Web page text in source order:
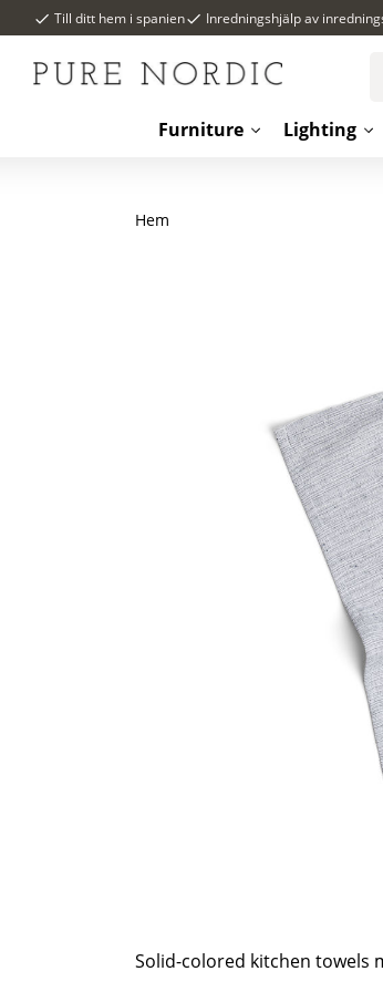
Till ditt hem i spanien Inredningshjälp av
Furniture Lighting
Hem
Solid-colored kitchen towels